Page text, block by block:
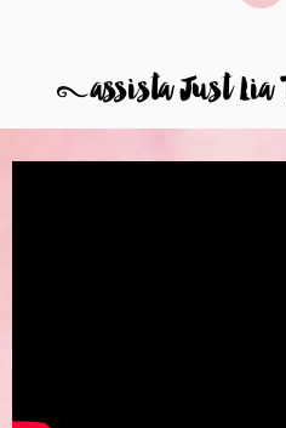
8assista Just Lia